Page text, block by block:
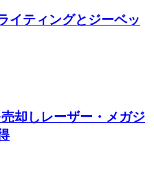
イティングとジーベッ
却しレーザー・メガジ